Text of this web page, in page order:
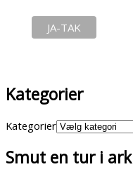
Kategorier
Kategorier
Smut en tur i